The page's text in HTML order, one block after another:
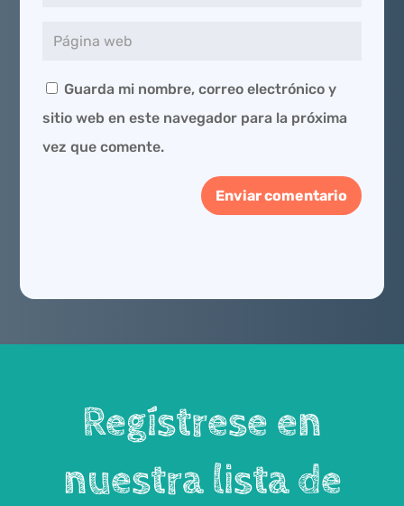
Guarda mi nombre, correo electrónico y
sitio web en este navegador para la próxima
vez que comente.
Enviar comentario
Regístrese en
nuestra lista de